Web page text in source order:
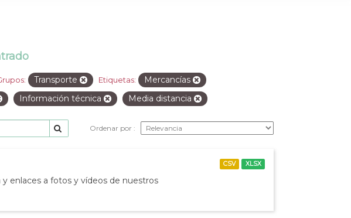
Transporte Etiquetas:
Mercancías
Información técnica Media distancia
Ordenar por
enlaces a fotos y vídeos de nuestros
CSV XLSX